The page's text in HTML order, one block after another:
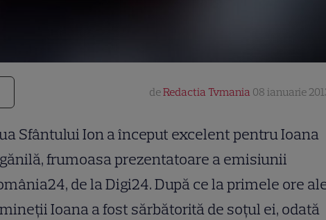
deRedactia Tvmania 08 ianuarie
Sfântului Ion a început excelent pentru Ioana
frumoasa prezentatoare a emisiunii
de la Digi24. După ce la primele ore
Ioana a fost sărbătorită de soțul ei, odată